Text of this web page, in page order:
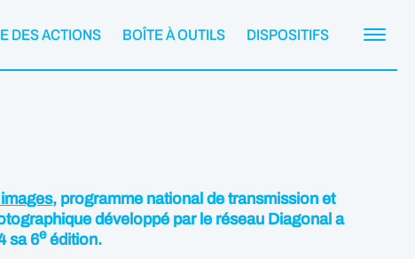
DES ACTIONS BOÎTE À OUTILS DISPOSITIFS
, programme national de transmission et
développé par le réseau Diagonal a
sa 6eédition.